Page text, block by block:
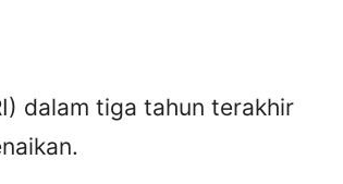
dalam tiga tahun terakhir